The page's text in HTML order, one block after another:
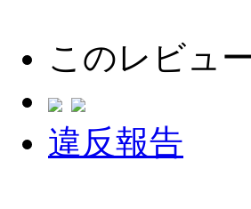
このレビュ
違反報告